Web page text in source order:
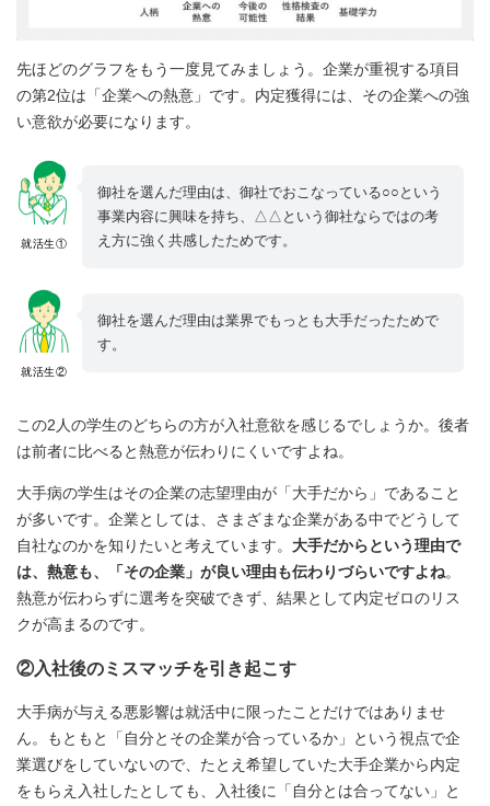
先ほどのグラフをもう一度見てみましょう。企業が重視する項目
の第2位は「企業への熱意」です。内定獲得には、その企業への強
い意欲が必要になります。
就活生①
御社を選んだ理由は、御社でおこなっている○○という
事業内容に興味を持ち、△△という御社ならではの考
え方に強く共感したためです。
就活生②
御社を選んだ理由は業界でもっとも大手だったためで
す。
この2人の学生のどちらの方が入社意欲を感じるでしょうか。後者
は前者に比べると熱意が伝わりにくいですよね。
大手病の学生はその企業の志望理由が「大手だから」であること
が多いです。企業としては、さまざまな企業がある中でどうして
自社なのかを知りたいと考えています。 大手だからという理由で
は、熱意も、「その企業」が良い理由も伝わりづらいですよね。
熱意が伝わらずに選考を突破できず、結果として内定ゼロのリス
クが高まるのです。
②入社後のミスマッチを引き起こす
大手病が与える悪影響は就活中に限ったことだけではありませ
ん。もともと「自分とその企業が合っているか」という視点で企
業選びをしていないので、たとえ希望していた大手企業から内定
をもらえ入社したとしても、入社後に「自分とは合ってない」と